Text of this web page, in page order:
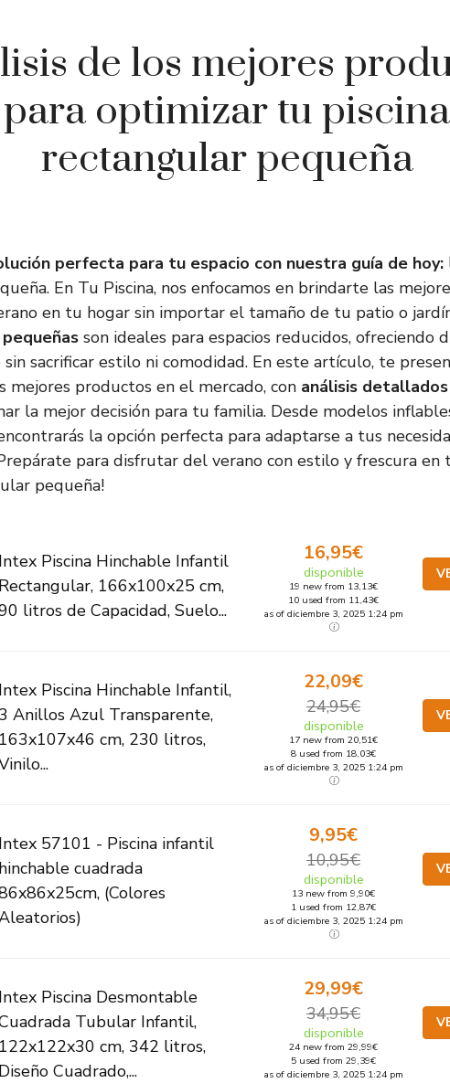
de los mejores
para optimizar tu piscina
rectangular pequeña
perfecta para tu espacio con nuestra guía de hoy:
En Tu Piscina, nos enfocamos en brindarte las
en tu hogar sin importar el tamaño de tu patio o
son ideales para espacios reducidos, ofreciendo
sacrificar estilo ni comodidad. En este artículo, te
mejores productos en el mercado, con análisis detallados
la mejor decisión para tu familia. Desde modelos
la opción perfecta para adaptarse a tus
para disfrutar del verano con estilo y frescura en
pequeña!
Intex Piscina Hinchable Infantil
Rectangular, 166x100x25 cm,
litros de Capacidad, Suelo...
16,95€
disponible
19 new from 13,13€
10 used from 11,43€
as of diciembre 3, 2025 1:24 pm
Intex Piscina Hinchable Infantil,
3 Anillos Azul Transparente,
163x107x46 cm, 230 litros,
22,09€
24,95€
disponible
17 new from 20,51€
8 used from 18,03€
as of diciembre 3, 2025 1:24 pm
Intex 57101 - Piscina infantil
hinchable cuadrada
(Colores
9,95€
10,95€
disponible
13 new from 9,90€
1 used from 12,87€
as of diciembre 3, 2025 1:24 pm
Intex Piscina Desmontable
Tubular Infantil,
122x122x30 cm, 342 litros,
Diseño Cuadrado,...
29,99€
34,95€
disponible
24 new from 29,99€
5 used from 29,39€
as of diciembre 3, 2025 1:24 pm